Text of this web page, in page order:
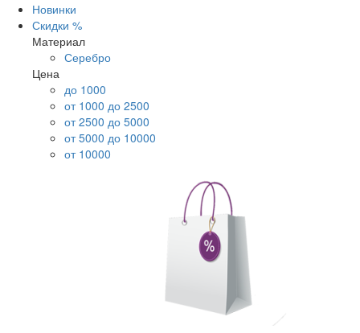
Новинки
Скидки %
Материал
Серебро
Цена
до 1000
от 1000 до 2500
от 2500 до 5000
от 5000 до 10000
от 10000